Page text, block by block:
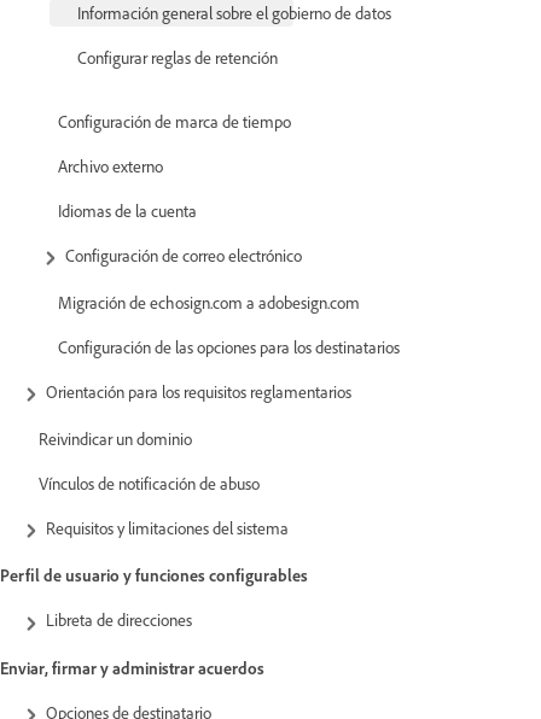
Información general sobre el gobierno de datos
Configurar reglas de retención
Configuración de marca de tiempo
Archivo externo
Idiomas de la cuenta
Configuración de correo electrónico
Migración de echosign.com a adobesign.com
Configuración de las opciones para los destinatarios
Orientación para los requisitos reglamentarios
Reivindicar un dominio
Vínculos de notificación de abuso
Requisitos y limitaciones del sistema
Perfil de usuario y funciones configurables
Libreta de direcciones
Enviar, firmar y administrar acuerdos
Opciones de destinatario